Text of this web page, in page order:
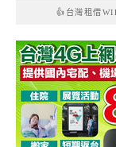
👍台灣租借